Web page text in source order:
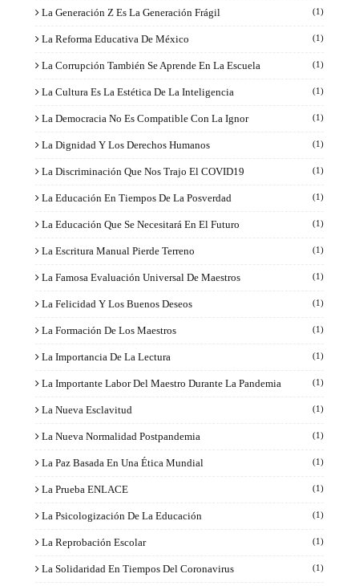
La Generación Z Es La Generación Frágil (1)
La Reforma Educativa De México (1)
La Corrupción También Se Aprende En La Escuela (1)
La Cultura Es La Estética De La Inteligencia (1)
La Democracia No Es Compatible Con La Ignor (1)
La Dignidad Y Los Derechos Humanos (1)
La Discriminación Que Nos Trajo El COVID19 (1)
La Educación En Tiempos De La Posverdad (1)
La Educación Que Se Necesitará En El Futuro (1)
La Escritura Manual Pierde Terreno (1)
La Famosa Evaluación Universal De Maestros (1)
La Felicidad Y Los Buenos Deseos (1)
La Formación De Los Maestros (1)
La Importancia De La Lectura (1)
La Importante Labor Del Maestro Durante La Pandemia (1)
La Nueva Esclavitud (1)
La Nueva Normalidad Postpandemia (1)
La Paz Basada En Una Ética Mundial (1)
La Prueba ENLACE (1)
La Psicologización De La Educación (1)
La Reprobación Escolar (1)
La Solidaridad En Tiempos Del Coronavirus (1)